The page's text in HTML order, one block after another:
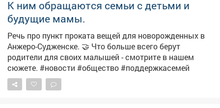
о последствиях. 🚫 Если ты столкнулся с
подозрительным предложением в сети или в жизни,
немедленно прекрати диалог и сообщи: ▫Горячая
линия ФСБ: 8 800 224 22 22; ▫Горячая линия
«Экстремизму - НЕТ!»: resurs-center.ru/hotline.
К ним обращаются семьи с детьми и
будущие мамы.
Речь про пункт проката вещей для новорожденных в
Анжеро-Судженске. 🤝 Что больше всего берут
родители для своих малышей - смотрите в нашем
сюжете. #новости #общество #поддержкасемей